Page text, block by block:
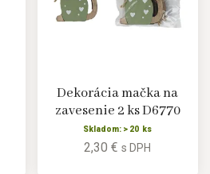
Dekorácia mačka na
zavesenie 2 ks D6770
Skladom: > 20 ks
2,30 €s DPH